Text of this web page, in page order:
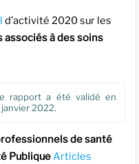
d’activité 2020 sur les
à des soins
rapport a été validé en
2022.
de santé
PubliqueArticles